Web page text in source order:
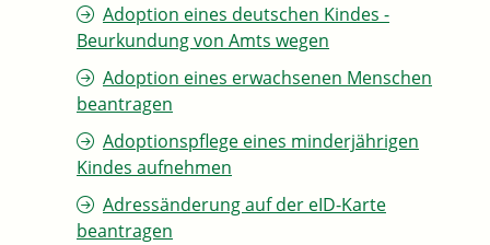
Adoption eines deutschen Kindes -
Beurkundung von Amts wegen
Adoption eines erwachsenen Menschen
beantragen
Adoptionspflege eines minderjährigen
Kindes aufnehmen
Adressänderung auf der eID-Karte
beantragen